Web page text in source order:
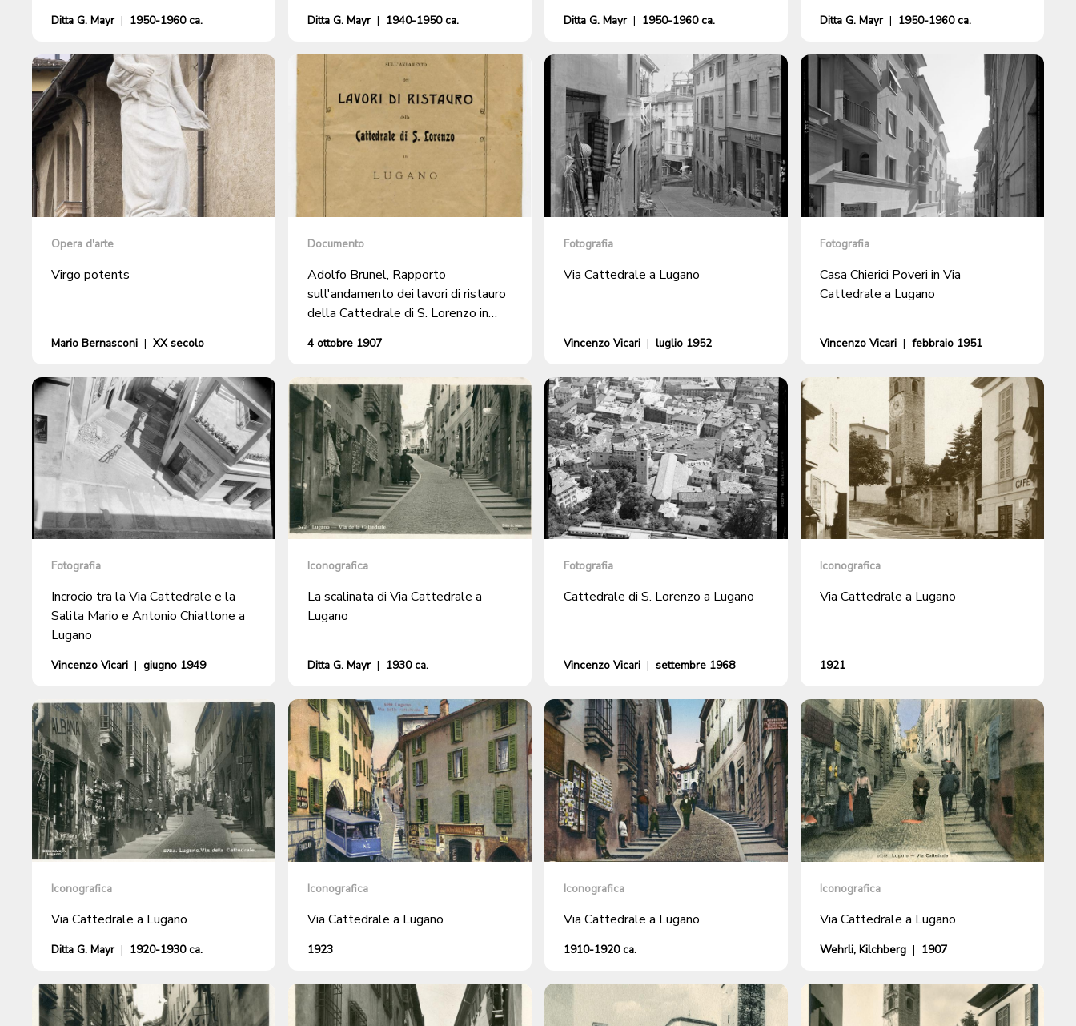
Ditta G. Mayr | 1950-1960 ca. Ditta G. Mayr | 1940-1950 ca. Ditta G. Mayr | 1950-1960 ca. Ditta G. Mayr | 1950-1960 ca.
Opera d'arte
Virgo potents
Mario Bernasconi | XX secolo
Documento
Adolfo Brunel, Rapporto
sull'andamento dei lavori di ristauro
della Cattedrale di S. Lorenzo in
4 ottobre 1907
Fotografia
Via Cattedrale a Lugano
Vincenzo Vicari | luglio 1952
Fotografia
Casa Chierici Poveri in Via
Cattedrale a Lugano
Vincenzo Vicari | febbraio 1951
Fotografia
Incrocio tra la Via Cattedrale e la
Salita Mario e Antonio Chiattone a
Lugano
Vincenzo Vicari | giugno 1949
Iconografica
La scalinata di Via Cattedrale a
Lugano
Ditta G. Mayr | 1930 ca.
Fotografia
Cattedrale di S. Lorenzo a Lugano
Vincenzo Vicari | settembre 1968
Iconografica
Via Cattedrale a Lugano
1921
Iconografica
Via Cattedrale a Lugano
Ditta G. Mayr | 1920-1930 ca.
Iconografica
Via Cattedrale a Lugano
1923
Iconografica
Via Cattedrale a Lugano
1910-1920 ca.
Iconografica
Via Cattedrale a Lugano
Wehrli, Kilchberg | 1907